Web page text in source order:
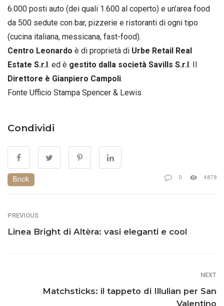
6.000 posti auto (dei quali 1.600 al coperto) e un’area food
da 500 sedute con bar, pizzerie e ristoranti di ogni tipo
(cucina italiana, messicana, fast-food).
Centro Leonardo è di proprietà di Urbe Retail Real
Estate S.r.l. ed è gestito dalla società Savills S.r.l. Il
Direttore è Gianpiero Campoli.
Fonte Ufficio Stampa Spencer & Lewis
Condividi
Brick 0 4878
PREVIOUS
Linea Bright di Altèra: vasi eleganti e cool
NEXT
Matchsticks: il tappeto di Illulian per San
Valentino